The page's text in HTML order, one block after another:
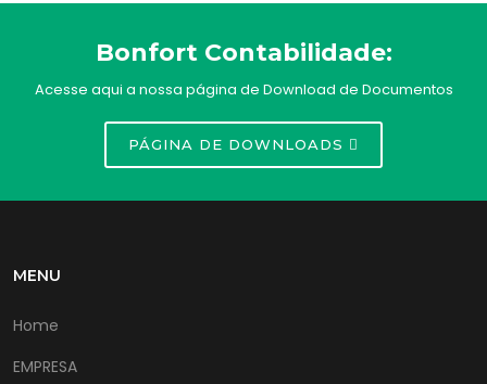
Bonfort Contabilidade:
Acesse aqui a nossa página de Download de Documentos
PÁGINA DE DOWNLOADS
MENU
Home
EMPRESA